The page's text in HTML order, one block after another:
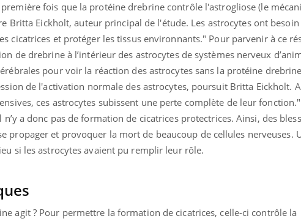
fois que la protéine drebrine contrôle l'astrogliose(le
Britta Eickholt, auteur principal de l'étude. Les astrocytes ont besoin
cicatrices et protéger les tissus environnants." Pour parvenir à ce
de drebrine à l’intérieur des astrocytes de systèmes nerveux
pour voir la réaction des astrocytes sans la protéine
de l'activation normale des astrocytes, poursuit Britta Eickholt.
ces astrocytes subissent une perte complète de leur fonction.
a donc pas de formation de cicatrices protectrices. Ainsi, des
propager et provoquer la mort de beaucoup de cellules nerveuses.
si les astrocytes avaient pu remplir leur rôle.
agit ? Pour permettre la formation de cicatrices, celle-ci contrôle la
l’entreprise mise sur le bien
être global Youtube
"Les rendez-vous de la santé et de la
qualité de vie au travail" de Pourquoi
Docteur reçoivent Régis Blugeon, DRH et
...
Youtube
Eczéma chronique des
quotidien (3/3) Youtube
Dans cette vidéo, le Dr Inès
dermatologue à Paris, vous
comment protéger vos
et éviter les ...